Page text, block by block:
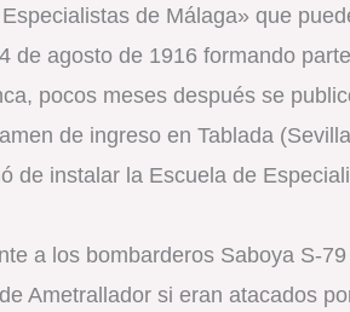
de Málaga» que
de agosto de 1916 formando
pocos meses después se
de ingreso en Tablada
de instalar la Escuela de
a los bombarderos Saboya S-
Ametrallador si eran atacados